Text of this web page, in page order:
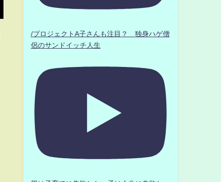
/プロジェクトA子さんも注目？ 独身ハゲ僧
侶のサンドイッチ人生